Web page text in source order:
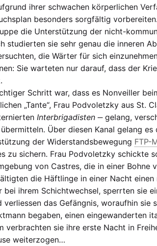
ihrer schwachen körperlichen
besonders sorgfältig
die Unterstützung der nicht-
studierten sie sehr genau die inneren
die Wärter für sich
Sie warteten nur darauf, dass der
Schritt war, dass es Nonveiller
„Tante“, Frau Podvoletzky aus St.
Interbrigadisten ‒ gelang,
Über diesen Kanal gelang es
der Widerstandsbewegung FTP-
zu sichern. Frau Podvoletzky schickte
von Castres, die in einer Bohne
die Häftlinge in einer Nacht einen
bei ihrem Schichtwechsel, sperrten sie
verliessen das Gefängnis, woraufhin sie
begaben, einen eingewanderten
verbrachten sie ihre erste Nacht in
weiterzogen…